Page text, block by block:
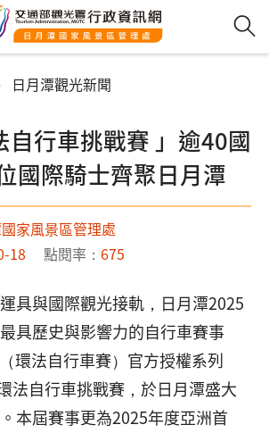
日月潭觀光新聞
自行車挑戰賽 」逾40國
國際騎士齊聚日月潭
家風景區管理處
18 點閱率： 675
具與國際觀光接軌，日月潭2025
具歷史與影響力的自行車賽事
環法自行車賽）官方授權系列
自行車挑戰賽，於日月潭盛大
本屆賽事更為2025年度亞洲首